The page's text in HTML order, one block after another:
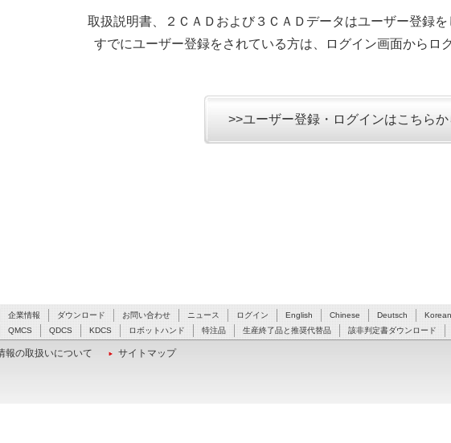
取扱説明書、２ＣＡＤおよび３ＣＡＤデータはユーザー登録を
すでにユーザー登録をされている方は、ログイン画面からロ
>>ユーザー登録・ログインはこちらか
企業情報 ダウンロード お問い合わせ ニュース ログイン English Chinese Deutsch Korean
QMCS QDCS KDCS ロボットハンド 特注品 生産終了品と推奨代替品 該非判定書ダウンロード
報の取扱いについて サイトマップ